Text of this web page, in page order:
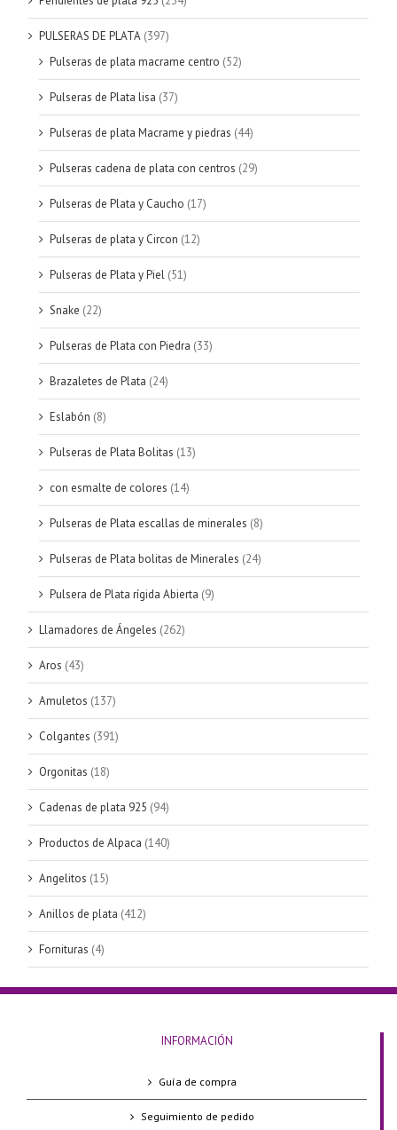
PULSERAS DE PLATA (397)
Pulseras de plata macrame centro (52)
Pulseras de Plata lisa (37)
Pulseras de plata Macrame y piedras (44)
Pulseras cadena de plata con centros (29)
Pulseras de Plata y Caucho (17)
Pulseras de plata y Circon (12)
Pulseras de Plata y Piel (51)
Snake (22)
Pulseras de Plata con Piedra (33)
Brazaletes de Plata (24)
Eslabón (8)
Pulseras de Plata Bolitas (13)
con esmalte de colores (14)
Pulseras de Plata escallas de minerales (8)
Pulseras de Plata bolitas de Minerales (24)
Pulsera de Plata rígida Abierta (9)
Llamadores de Ángeles (262)
Aros (43)
Amuletos (137)
Colgantes (391)
Orgonitas (18)
Cadenas de plata 925 (94)
Productos de Alpaca (140)
Angelitos (15)
Anillos de plata (412)
Fornituras (4)
INFORMACIÓN
Guía de compra
Seguimiento de pedido